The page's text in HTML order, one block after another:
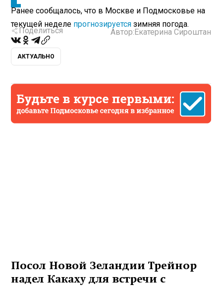
Ранее сообщалось, что в Москве и Подмосковье на
текущей неделе прогнозируется зимняя погода.
Поделиться Автор: Екатерина Сироштан
АКТУАЛЬНО
Посол Новой Зеландии Трейнор
надел Какаху для встречи с